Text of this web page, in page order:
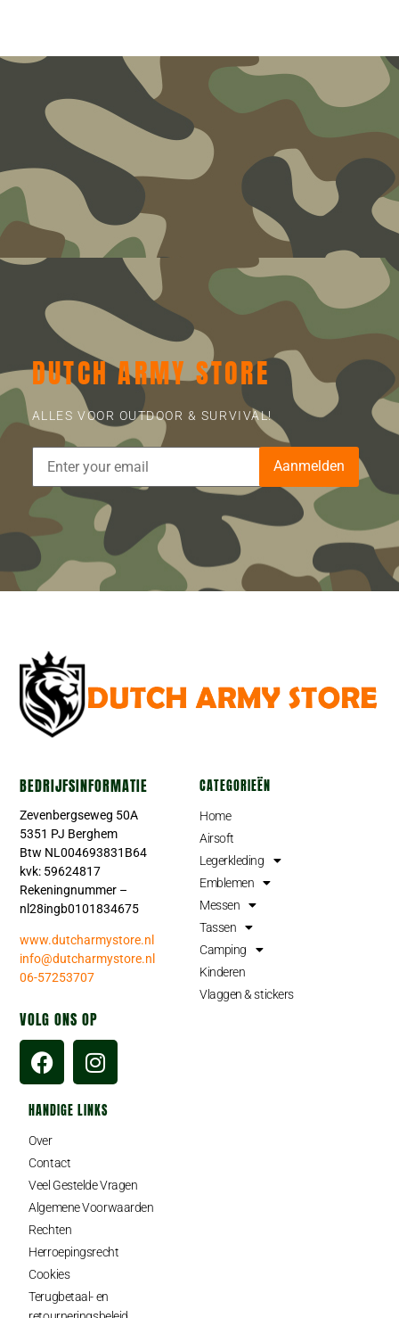
DUTCH ARMY STORE
ALLES VOOR OUTDOOR & SURVIVAL!
Aanmelden
BEDRIJFSINFORMATIE
Zevenbergseweg 50A
5351 PJ Berghem
Btw NL004693831B64
kvk: 59624817
Rekeningnummer –
nl28ingb0101834675
www.dutcharmystore.nl
info@dutcharmystore.nl
06-57253707
VOLG ONS OP
CATEGORIEËN
Home
Airsoft
Legerkleding
Emblemen
Messen
Tassen
Camping
Kinderen
Vlaggen & stickers
HANDIGE LINKS
Over
Contact
Veel Gestelde Vragen
Algemene Voorwaarden
Rechten
Herroepingsrecht
Cookies
Terugbetaal- en